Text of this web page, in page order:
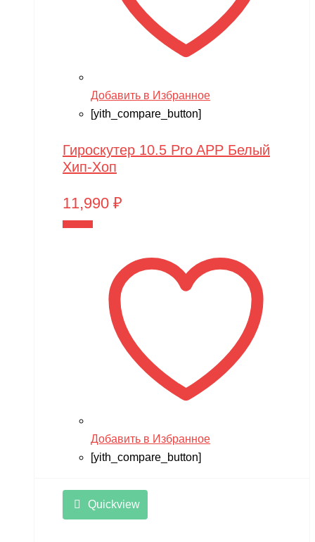
Добавить в Избранное
[yith_compare_button]
Гироскутер 10.5 Pro APP Белый
Хип-Хоп
11,990 ₽
Добавить в Избранное
[yith_compare_button]
Quickview